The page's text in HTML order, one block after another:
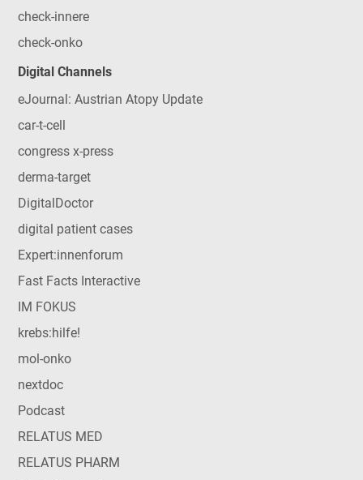
check-innere
check-onko
Digital Channels
eJournal: Austrian Atopy Update
car-t-cell
congress x-press
derma-target
DigitalDoctor
digital patient cases
Expert:innenforum
Fast Facts Interactive
IM FOKUS
krebs:hilfe!
mol-onko
nextdoc
Podcast
RELATUS MED
RELATUS PHARM